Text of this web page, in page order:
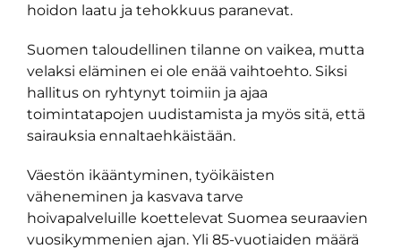
hoidon laatu ja tehokkuus paranevat.
Suomen taloudellinen tilanne on vaikea, mutta
velaksi eläminen ei ole enää vaihtoehto. Siksi
hallitus on ryhtynyt toimiin ja ajaa
toimintatapojen uudistamista ja myös sitä, että
sairauksia ennaltaehkäistään.
Väestön ikääntyminen, työikäisten
väheneminen ja kasvava tarve
hoivapalveluille koettelevat Suomea seuraavien
vuosikymmenien ajan. Yli 85-vuotiaiden määrä